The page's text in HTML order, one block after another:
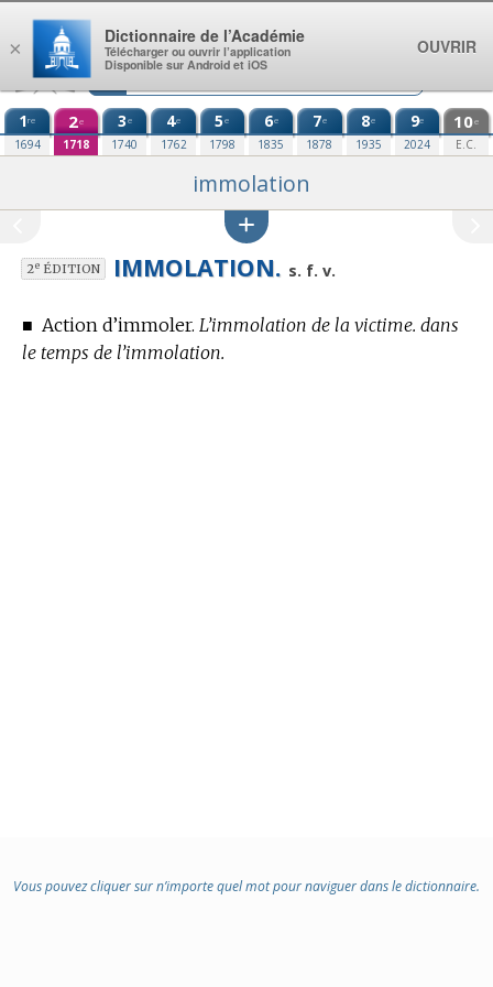
Aller au contenu
1re
1694
2e
1718
3e
1740
4e
1762
5e
1798
6e
1835
7e
1878
8e
1935
9e
2024
10e
E.C.
immolation
2eÉDITION IMMOLATION. s. f. v.
■ Action d’immoler. L’immolation de la victime. dans
le temps de l’immolation.
Vous pouvez cliquer sur n’importe quel mot pour naviguer dans le dictionnaire.
×
Dictionnaire de l’Académie
Télécharger ou ouvrir l’application
Disponible sur Android et iOS
OUVRIR